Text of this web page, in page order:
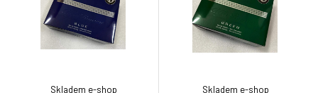
Kořeněná vůně Alfa Romeo se
svůdným srdcem černé růže,
muškátovým oříškem v
kombinaci s citruso
Skladem e-shop Skladem e-shop